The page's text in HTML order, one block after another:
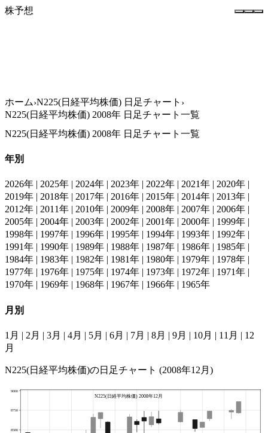
株予想
ホーム N225(日経平均株価) 日足チャート
N225(日経平均株価) 2008年 日足チャート一覧
N225(日経平均株価) 2008年 日足チャート一覧
年別
2026年 | 2025年 | 2024年 | 2023年 | 2022年 | 2021年 | 2020年 |
2019年 | 2018年 | 2017年 | 2016年 | 2015年 | 2014年 | 2013年 |
2012年 | 2011年 | 2010年 | 2009年 | 2008年 | 2007年 | 2006年 |
2005年 | 2004年 | 2003年 | 2002年 | 2001年 | 2000年 | 1999年 |
1998年 | 1997年 | 1996年 | 1995年 | 1994年 | 1993年 | 1992年 |
1991年 | 1990年 | 1989年 | 1988年 | 1987年 | 1986年 | 1985年 |
1984年 | 1983年 | 1982年 | 1981年 | 1980年 | 1979年 | 1978年 |
1977年 | 1976年 | 1975年 | 1974年 | 1973年 | 1972年 | 1971年 |
1970年 | 1969年 | 1968年 | 1967年 | 1966年 | 1965年
月別
1月 | 2月 | 3月 | 4月 | 5月 | 6月 | 7月 | 8月 | 9月 | 10月 | 11月 | 12
月
N225(日経平均株価)の日足チャート (2008年12月)